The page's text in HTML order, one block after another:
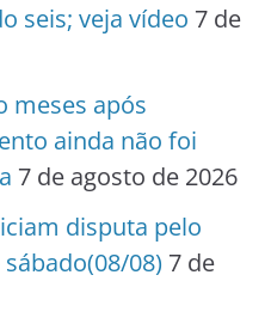
seis; veja vídeo 7 de
meses após
ainda não foi
7 de agosto de 2026
disputa pelo
08) 7 de